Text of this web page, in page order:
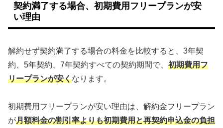
契約満了する場合、初期費用フリープランが安
い理由
解約せず契約満了する場合の料金を比較すると、3年契
約、5年契約、7年契約すべての契約期間で、 初期費用フ
リープランが安くなります。
初期費用フリープランが安い理由は、解約金フリープラン
が月額料金の割引率よりも初期費用と再契約申込金の負担